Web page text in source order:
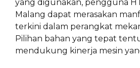
yang digunakan, pengguna
Malang dapat merasakan
terkini dalam perangkat
Pilihan bahan yang tepat
mendukung kinerja mesin